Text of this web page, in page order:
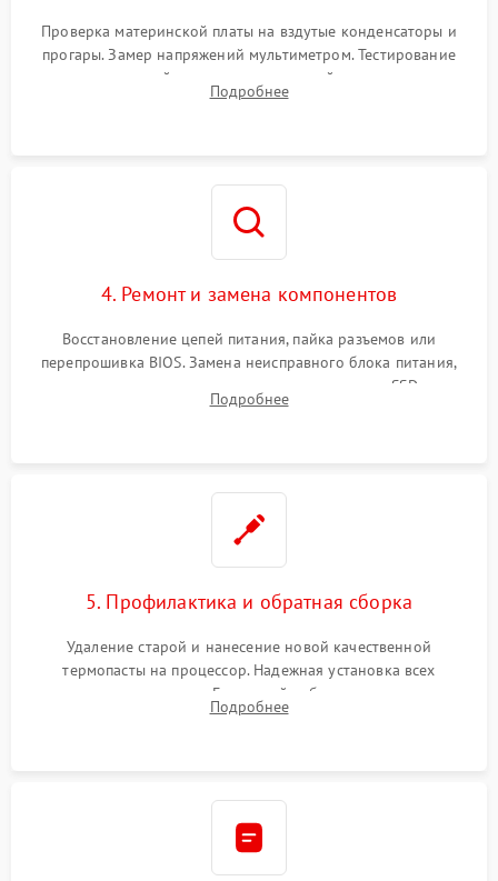
Проверка материнской платы на вздутые конденсаторы и
прогары. Замер напряжений мультиметром. Тестирование
оперативной памяти и накопителей с помощью
диагностического ПО для выявления сбойных секторов и
Подробнее
4. Ремонт и замена компонентов
Восстановление цепей питания, пайка разъемов или
перепрошивка BIOS. Замена неисправного блока питания,
видеокарты, процессора или установка нового SSD для
восстановления и повышения скорости работы системы.
Подробнее
5. Профилактика и обратная сборка
Удаление старой и нанесение новой качественной
термопасты на процессор. Надежная установка всех
комплектующих в слоты. Грамотный кабель-менеджмент для
обеспечения правильной циркуляции воздуха внутри
Подробнее